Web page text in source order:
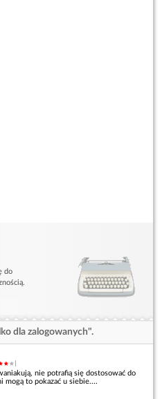
do
dla zalogowanych".
nie potrafią się dostosować do
mogą to pokazać u siebie....